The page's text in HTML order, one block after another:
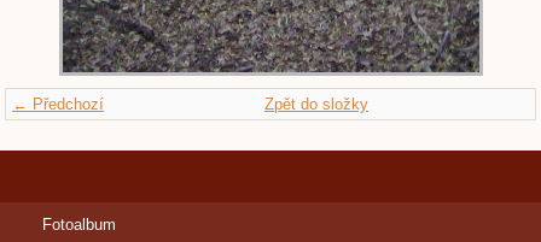
← Předchozí Zpět do složky
Fotoalbum